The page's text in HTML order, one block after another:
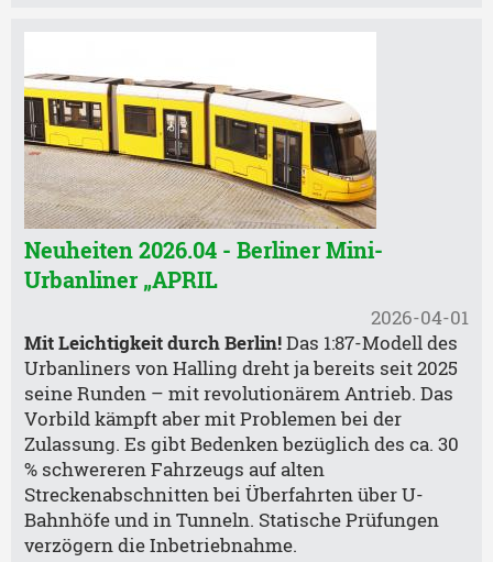
Neuheiten 2026.04 - Berliner Mini-
Urbanliner „APRIL
2026-04-01
Mit Leichtigkeit durch Berlin!Das 1:87-Modell des
Urbanliners von Halling dreht ja bereits seit 2025
seine Runden – mit revolutionärem Antrieb. Das
Vorbild kämpft aber mit Problemen bei der
Zulassung. Es gibt Bedenken bezüglich des ca. 30
% schwereren Fahrzeugs auf alten
Streckenabschnitten bei Überfahrten über U-
Bahnhöfe und in Tunneln. Statische Prüfungen
verzögern die Inbetriebnahme.